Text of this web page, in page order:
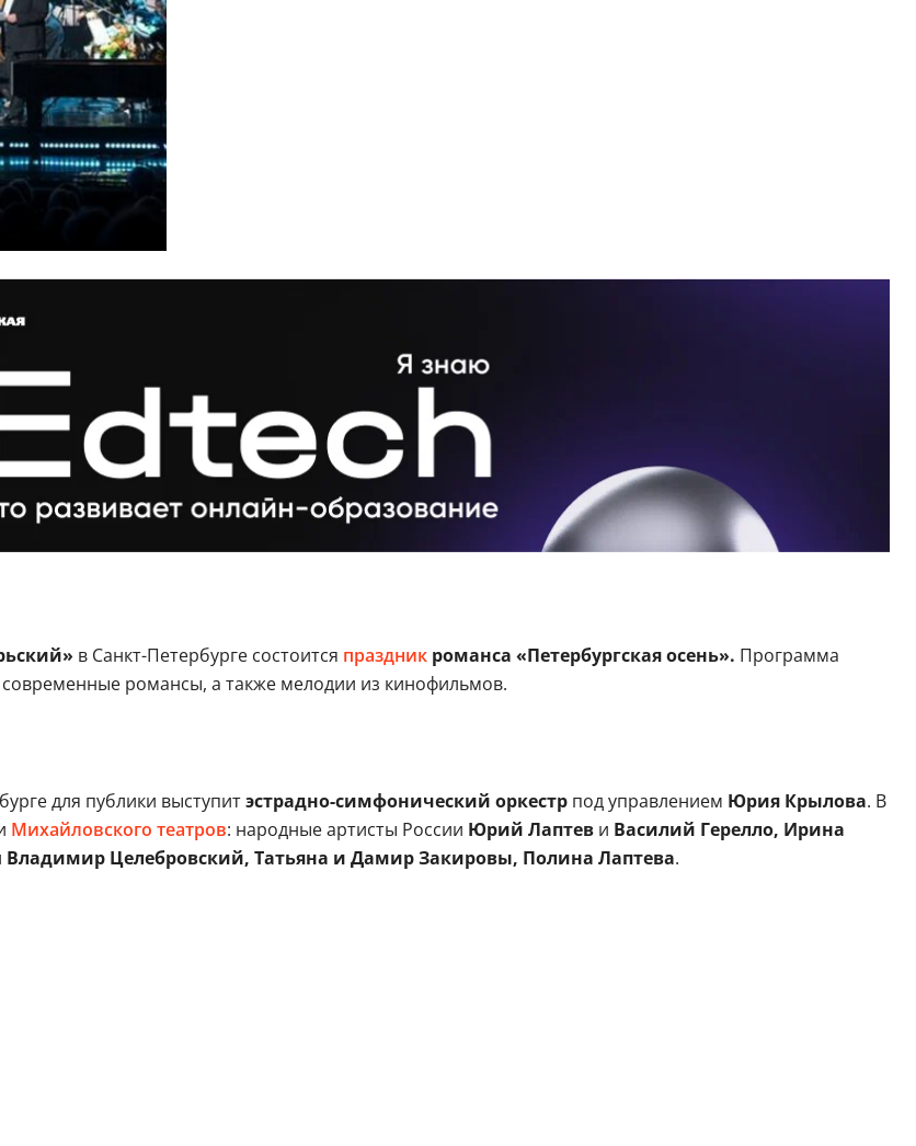
в Санкт-Петербурге состоится праздникроманса «Петербургская осень». Программа
романсы, а также мелодии из кинофильмов.
для публики выступитэстрадно-симфонический оркестрпод управлением Юрия Крылова. В
Михайловского театров: народные артисты России Юрий Лаптеви Василий Герелло, Ирина
Владимир Целебровский, Татьяна и Дамир Закировы, Полина Лаптева.